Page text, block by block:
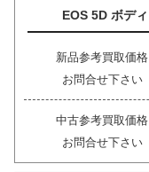
EOS 5D ボディ
新品参考買取価格
お問合せ下さい
中古参考買取価格
お問合せ下さい